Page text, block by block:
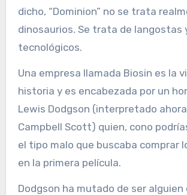
dicho, “Dominion” no se trata
dinosaurios. Se trata de langostas
tecnológicos.
Una empresa llamada Biosin es la villana de la
historia y es encabezada por un
Lewis Dodgson (interpretado
Campbell Scott) quien, cono
el tipo malo que buscaba comprar
en la primera película.
Dodgson ha mutado de ser alguien como Gordon